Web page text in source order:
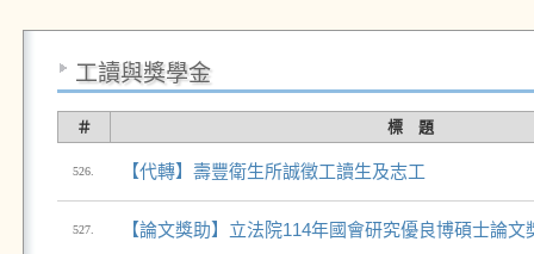
工讀與獎學金
＃ 標 題
526. 【代轉】壽豐衛生所誠徵工讀生及志工
527. 【論文獎助】立法院114年國會研究優良博碩士論文